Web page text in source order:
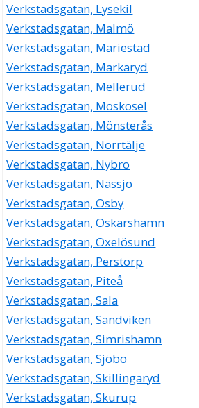
Verkstadsgatan, Lysekil
Verkstadsgatan, Malmö
Verkstadsgatan, Mariestad
Verkstadsgatan, Markaryd
Verkstadsgatan, Mellerud
Verkstadsgatan, Moskosel
Verkstadsgatan, Mönsterås
Verkstadsgatan, Norrtälje
Verkstadsgatan, Nybro
Verkstadsgatan, Nässjö
Verkstadsgatan, Osby
Verkstadsgatan, Oskarshamn
Verkstadsgatan, Oxelösund
Verkstadsgatan, Perstorp
Verkstadsgatan, Piteå
Verkstadsgatan, Sala
Verkstadsgatan, Sandviken
Verkstadsgatan, Simrishamn
Verkstadsgatan, Sjöbo
Verkstadsgatan, Skillingaryd
Verkstadsgatan, Skurup